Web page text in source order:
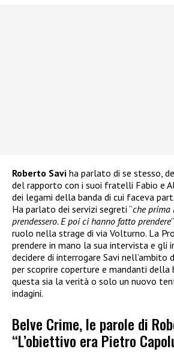
Roberto Savi ha parlato di se stesso,
del rapporto con i suoi fratelli Fabio e
dei legami della banda di cui faceva
Ha parlato dei servizi segreti “che prima
prendessero. E poi ci hanno fatto prendere
ruolo nella strage di via Volturno. La
prendere in mano la sua intervista e gli
decidere di interrogare Savi nell’ambito
per scoprire coperture e mandanti della
questa sia la verità o solo un nuovo
indagini.
Belve Crime, le parole di
“L’obiettivo era Pietro